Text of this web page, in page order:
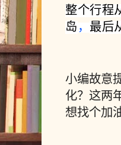
整个行程
岛 ， 最后
小编故意
化？这两
想找个加